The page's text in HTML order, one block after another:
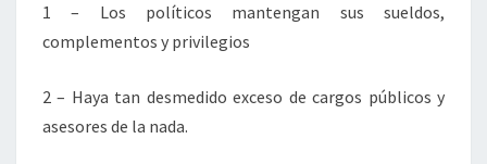
1 – Los políticos mantengan sus sueldos,
complementos y privilegios
2 – Haya tan desmedido exceso de cargos públicos y
asesores de la nada.